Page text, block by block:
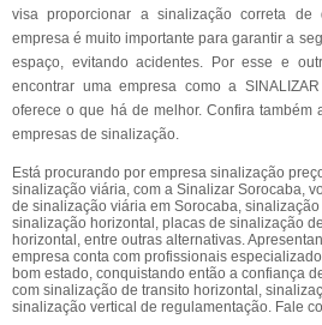
visa proporcionar a sinalização correta de
empresa é muito importante para garantir a
espaço, evitando acidentes. Por esse e
encontrar uma empresa como a
oferece o que há de melhor. Confira também
empresas de sinalização.
Está procurando por empresa sinalização
sinalização viária, com a Sinalizar Sorocaba,
de sinalização viária em Sorocaba,
sinalização horizontal, placas de sinalização
horizontal, entre outras alternativas.
empresa conta com profissionais
bom estado, conquistando então a confiança
com sinalização de transito horizontal,
sinalização vertical de regulamentação. Fale